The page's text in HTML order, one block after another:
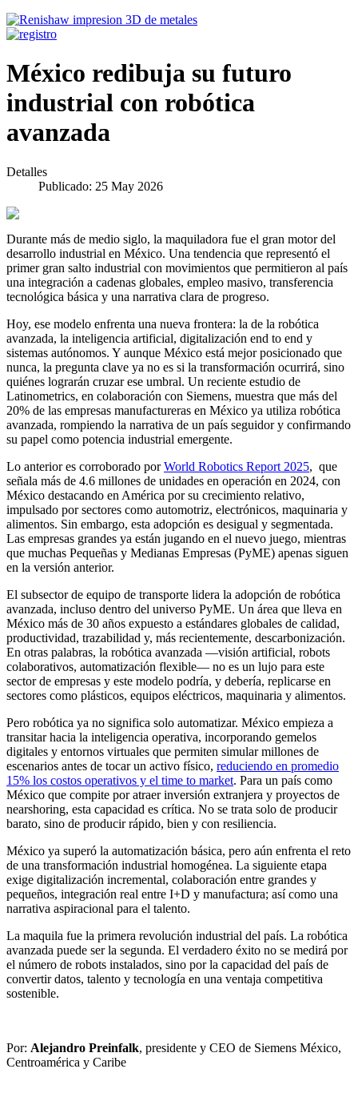
México redibuja su futuro
industrial con robótica
avanzada
Detalles
Publicado: 25 May 2026
Durante más de medio siglo, la maquiladora fue el gran motor del
desarrollo industrial en México. Una tendencia que representó el
primer gran salto industrial con movimientos que permitieron al país
una integración a cadenas globales, empleo masivo, transferencia
tecnológica básica y una narrativa clara de progreso.
Hoy, ese modelo enfrenta una nueva frontera: la de la robótica
avanzada, la inteligencia artificial, digitalización end to end y
sistemas autónomos. Y aunque México está mejor posicionado que
nunca, la pregunta clave ya no es si la transformación ocurrirá, sino
quiénes lograrán cruzar ese umbral. Un reciente estudio de
Latinometrics, en colaboración con Siemens, muestra que más del
20% de las empresas manufactureras en México ya utiliza robótica
avanzada, rompiendo la narrativa de un país seguidor y confirmando
su papel como potencia industrial emergente.
Lo anterior es corroborado porWorld Robotics Report 2025, que
señala más de 4.6 millones de unidades en operación en 2024, con
México destacando en América por su crecimiento relativo,
impulsado por sectores como automotriz, electrónicos, maquinaria y
alimentos. Sin embargo, esta adopción es desigual y segmentada.
Las empresas grandes ya están jugando en el nuevo juego, mientras
que muchas Pequeñas y Medianas Empresas (PyME) apenas siguen
en la versión anterior.
El subsector de equipo de transporte lidera la adopción de robótica
avanzada, incluso dentro del universo PyME. Un área que lleva en
México más de 30 años expuesto a estándares globales de calidad,
productividad, trazabilidad y, más recientemente, descarbonización.
En otras palabras, la robótica avanzada —visión artificial, robots
colaborativos, automatización flexible— no es un lujo para este
sector de empresas y este modelo podría, y debería, replicarse en
sectores como plásticos, equipos eléctricos, maquinaria y alimentos.
Pero robótica ya no significa solo automatizar. México empieza a
transitar hacia la inteligencia operativa, incorporando gemelos
digitales y entornos virtuales que permiten simular millones de
escenarios antes de tocar un activo físico, reduciendo en promedio
15% los costos operativos y el time to market. Para un país como
México que compite por atraer inversión extranjera y proyectos de
nearshoring, esta capacidad es crítica. No se trata solo de producir
barato, sino de producir rápido, bien y con resiliencia.
México ya superó la automatización básica, pero aún enfrenta el reto
de una transformación industrial homogénea. La siguiente etapa
exige digitalización incremental, colaboración entre grandes y
pequeños, integración real entre I+D y manufactura; así como una
narrativa aspiracional para el talento.
La maquila fue la primera revolución industrial del país. La robótica
avanzada puede ser la segunda. El verdadero éxito no se medirá por
el número de robots instalados, sino por la capacidad del país de
convertir datos, talento y tecnología en una ventaja competitiva
sostenible.
Por: Alejandro Preinfalk, presidente y CEO de Siemens México,
Centroamérica y Caribe